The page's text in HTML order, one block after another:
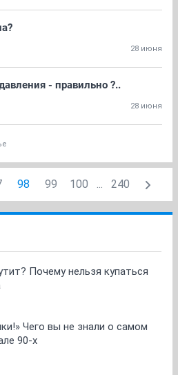
28 июня
- правильно ?..
28 июня
98 99 100 ... 240
Почему нельзя купаться
Чего вы не знали о самом
90-х